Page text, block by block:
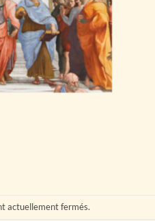
actuellement fermés.